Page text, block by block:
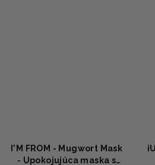
I'M FROM - Mugwort Mask
- Upokojujúca maska s